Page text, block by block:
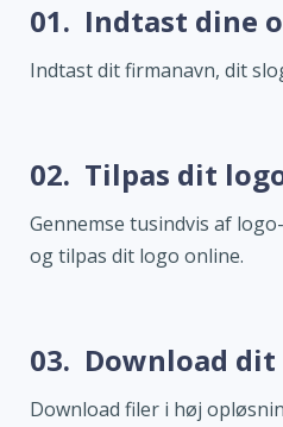
01. Indtast dine
Indtast dit firmanavn, dit
02. Tilpas dit
Gennemse tusindvis af
og tilpas dit logo online.
03. Download dit
Download filer i høj